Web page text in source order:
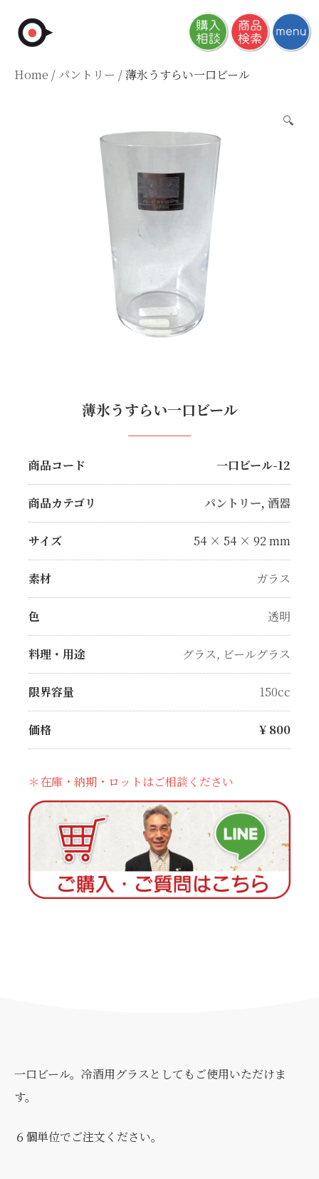
Home / パントリー / 薄氷うすらい一口ビール
🔍
薄氷うすらい一口ビール
商品コード 一口ビール-12
商品カテゴリ パントリー, 酒器
サイズ 54 × 54 × 92 mm
素材 ガラス
色 透明
料理・用途 グラス, ビールグラス
限界容量 150cc
価格 ¥ 800
＊在庫・納期・ロットはご相談ください
一口ビール。冷酒用グラスとしてもご使用いただけま
す。
６個単位でご注文ください。